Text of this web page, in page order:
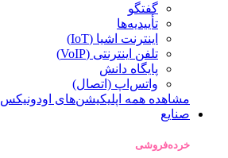
گفتگو
تأییدیه‌ها
اینترنت اشیا (IoT)
تلفن اینترنتی (VoIP)
پایگاه دانش
واتس‌اپ (اتصال)
مشاهده همه اپلیکیشن‌های اودونیکس
صنایع
خرده‌فروشی